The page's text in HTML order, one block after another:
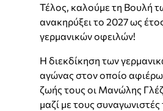
Τέλος, καλούμε τη Βουλή
ανακηρύξει το 2027 ως
γερμανικών οφειλών!
Η διεκδίκηση των
αγώνας στον οποίο
ζωής τους οι Μανώλης
μαζί με τους